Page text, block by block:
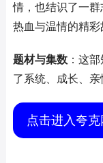
情，也结识了一
热血与温情的精彩
题材与集数：这部
了系统、成长、亲
点击进入夸